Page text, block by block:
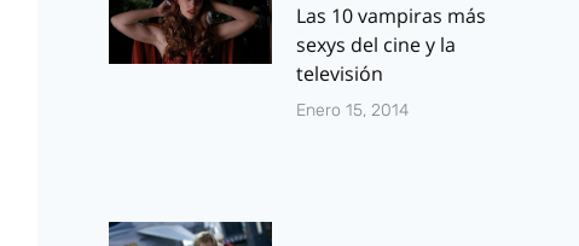
Las 10 vampiras más
sexys del cine y la
televisión
Enero 15, 2014